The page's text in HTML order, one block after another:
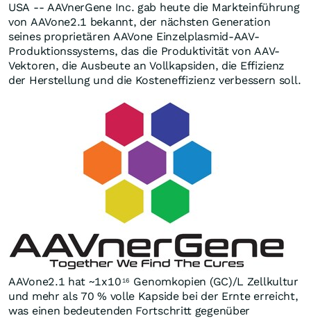
USA -- AAVnerGene Inc. gab heute die Markteinführung
von AAVone2.1 bekannt, der nächsten Generation
seines proprietären AAVone Einzelplasmid-AAV-
Produktionssystems, das die Produktivität von AAV-
Vektoren, die Ausbeute an Vollkapsiden, die Effizienz
der Herstellung und die Kosteneffizienz verbessern soll.
AAVone2.1 hat ~1x10 16
Genomkopien (GC)/L Zellkultur
und mehr als 70 % volle Kapside bei der Ernte erreicht,
was einen bedeutenden Fortschritt gegenüber